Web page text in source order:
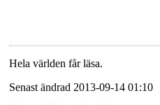
Hela världen får läsa.
Senast ändrad 2013-09-14 01:10